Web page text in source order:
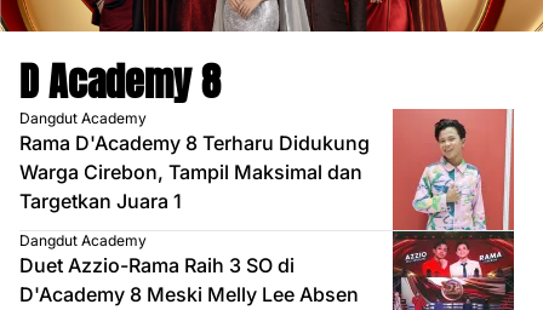
D Academy 8
Dangdut Academy
Rama D'Academy 8 Terharu Didukung
Warga Cirebon, Tampil Maksimal dan
Targetkan Juara 1
Dangdut Academy
Duet Azzio-Rama Raih 3 SO di
D'Academy 8 Meski Melly Lee Absen